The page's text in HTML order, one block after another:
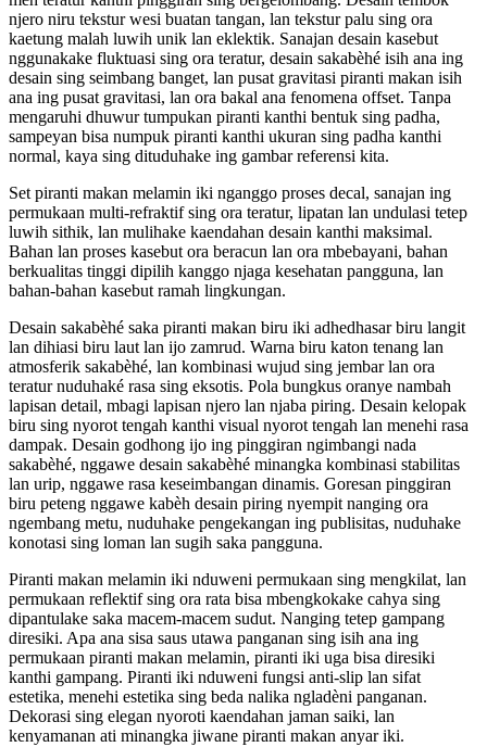
njero niru tekstur wesi buatan tangan, lan tekstur palu sing ora
kaetung malah luwih unik lan eklektik. Sanajan desain kasebut
nggunakake fluktuasi sing ora teratur, desain sakabèhé isih ana ing
desain sing seimbang banget, lan pusat gravitasi piranti makan isih
ana ing pusat gravitasi, lan ora bakal ana fenomena offset. Tanpa
mengaruhi dhuwur tumpukan piranti kanthi bentuk sing padha,
sampeyan bisa numpuk piranti kanthi ukuran sing padha kanthi
normal, kaya sing dituduhake ing gambar referensi kita.
Set piranti makan melamin iki nganggo proses decal, sanajan ing
permukaan multi-refraktif sing ora teratur, lipatan lan undulasi tetep
luwih sithik, lan mulihake kaendahan desain kanthi maksimal.
Bahan lan proses kasebut ora beracun lan ora mbebayani, bahan
berkualitas tinggi dipilih kanggo njaga kesehatan pangguna, lan
bahan-bahan kasebut ramah lingkungan.
Desain sakabèhé saka piranti makan biru iki adhedhasar biru langit
lan dihiasi biru laut lan ijo zamrud. Warna biru katon tenang lan
atmosferik sakabèhé, lan kombinasi wujud sing jembar lan ora
teratur nuduhaké rasa sing eksotis. Pola bungkus oranye nambah
lapisan detail, mbagi lapisan njero lan njaba piring. Desain kelopak
biru sing nyorot tengah kanthi visual nyorot tengah lan menehi rasa
dampak. Desain godhong ijo ing pinggiran ngimbangi nada
sakabèhé, nggawe desain sakabèhé minangka kombinasi stabilitas
lan urip, nggawe rasa keseimbangan dinamis. Goresan pinggiran
biru peteng nggawe kabèh desain piring nyempit nanging ora
ngembang metu, nuduhake pengekangan ing publisitas, nuduhake
konotasi sing loman lan sugih saka pangguna.
Piranti makan melamin iki nduweni permukaan sing mengkilat, lan
permukaan reflektif sing ora rata bisa mbengkokake cahya sing
dipantulake saka macem-macem sudut. Nanging tetep gampang
diresiki. Apa ana sisa saus utawa panganan sing isih ana ing
permukaan piranti makan melamin, piranti iki uga bisa diresiki
kanthi gampang. Piranti iki nduweni fungsi anti-slip lan sifat
estetika, menehi estetika sing beda nalika ngladèni panganan.
Dekorasi sing elegan nyoroti kaendahan jaman saiki, lan
kenyamanan ati minangka jiwane piranti makan anyar iki.